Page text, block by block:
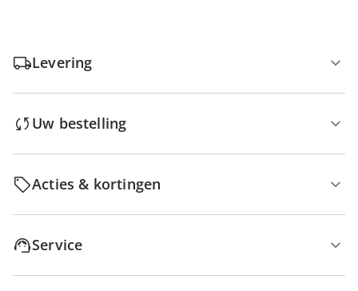
Levering
Uw bestelling
Acties & kortingen
Service